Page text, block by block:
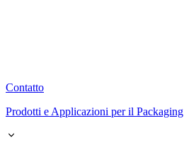
Contatto
Prodotti e Applicazioni per il Packaging